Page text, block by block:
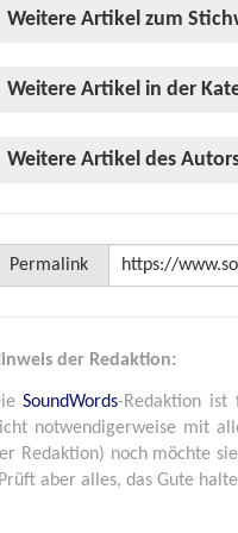
Weitere Artikel zum
Weitere Artikel in der
Weitere Artikel des
Permalink
der Redaktion:
SoundWords-Redaktion ist
notwendigerweise mit
Redaktion) noch möchte
aber alles, das Gute